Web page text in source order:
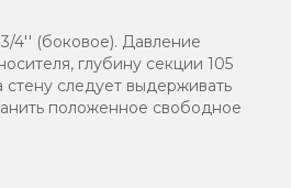
4'' (боковое). Давление
глубину секции 105
следует выдерживать
положенное свободное